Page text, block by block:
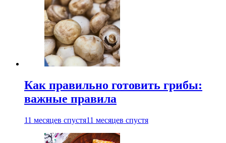
Как правильно готовить грибы:
важные правила
11 месяцев спустя11 месяцев спустя